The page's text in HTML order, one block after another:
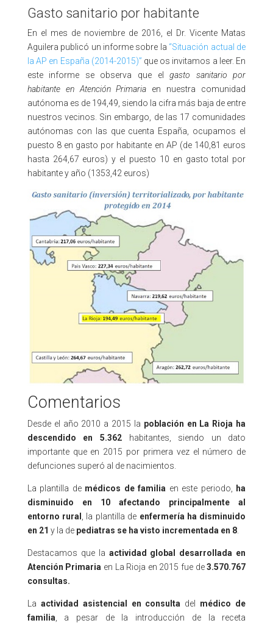
Gasto sanitario por habitante
En el mes de noviembre de 2016, el Dr. Vicente Matas
Aguilera publicó un informe sobre la “Situación actual de
la AP en España (2014-2015)” que os invitamos a leer. En
este informe se observa que elgasto sanitario por
habitante en Atención Primaria en nuestra comunidad
autónoma es de 194,49, siendo la cifra más baja de entre
nuestros vecinos. Sin embargo, de las 17 comunidades
autónomas con las que cuenta España, ocupamos el
puesto 8 en gasto por habitante en AP (de 140,81 euros
hasta 264,67 euros) y el puesto 10 en gasto total por
habitante y año (1353,42 euros)
Comentarios
Desde el año 2010 a 2015 la población en La Rioja ha
descendido en 5.362habitantes, siendo un dato
importante que en 2015 por primera vez el número de
defunciones superó al de nacimientos.
La plantilla de médicos de familia en este periodo, ha
disminuido en 10
afectando principalmente al
entorno rural , la plantilla de enfermería ha disminuido
en 21 y la de pediatras se ha visto incrementada en 8.
Destacamos que la actividad global desarrollada en
Atención Primaria en La Rioja en 2015 fue de3.570.767
consultas.
La actividad asistencial en consulta del médico de
familia , a pesar de la introducción de la receta